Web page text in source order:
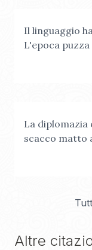
Il linguaggio
L'epoca
La diplomazia
scacco matto
Altre